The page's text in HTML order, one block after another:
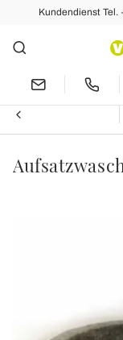
Kundendienst Tel.